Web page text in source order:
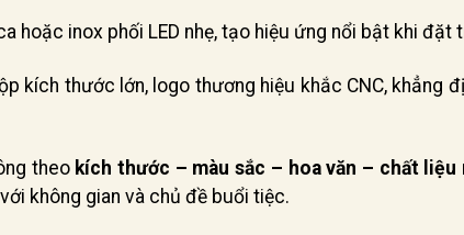
hoặc inox phối LED nhẹ, tạo hiệu ứng nổi bật khi đặt
kích thước lớn, logo thương hiệu khắc CNC, khẳng
theo kích thước – màu sắc – hoa văn – chất liệu
không gian và chủ đề buổi tiệc.